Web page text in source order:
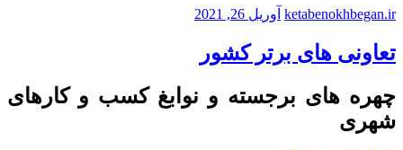
ketabenokhbegan.ir آوریل 26, 2021
تعاونی های برتر کشور
چهره های برجسته و نوابغ کسب و کارهای
شهری